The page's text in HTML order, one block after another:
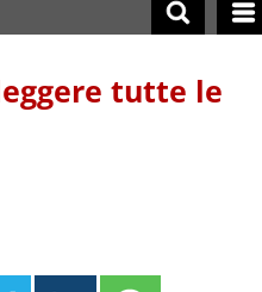
tutte le